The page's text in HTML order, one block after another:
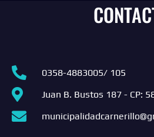
0358-4883005/ 105
Juan B. Bustos 187 - CP: